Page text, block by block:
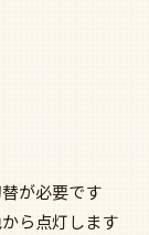
が必要です
ら点灯します